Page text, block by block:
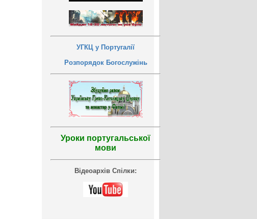
УГКЦ у Португалії
Розпорядок Богослужінь
Уроки португальської
мови
Відеоархів Спілки: